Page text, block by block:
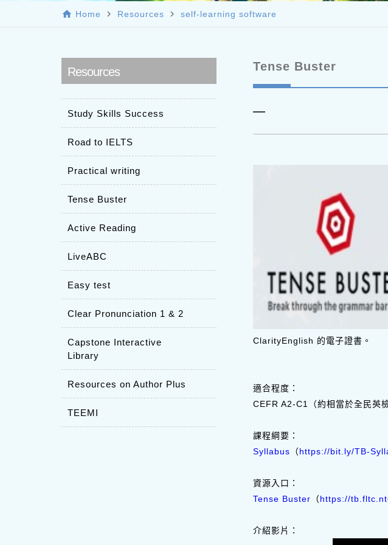
home Home navigate_next Resources navigate_next self-learning software
Resources
Study Skills Success
Road to IELTS
Practical writing
Tense Buster
Active Reading
LiveABC
Easy test
Clear Pronunciation 1 & 2
Capstone Interactive
Library
Resources on Author Plus
TEEMI
Tense Buster
ClarityEnglish 的電子證書。
適合程度：
CEFR A2-C1（約相當於全民英
課程綱要：
Syllabus （https://bit.ly/TB-
資源入口：
Tense Buster （https://
介紹影片：